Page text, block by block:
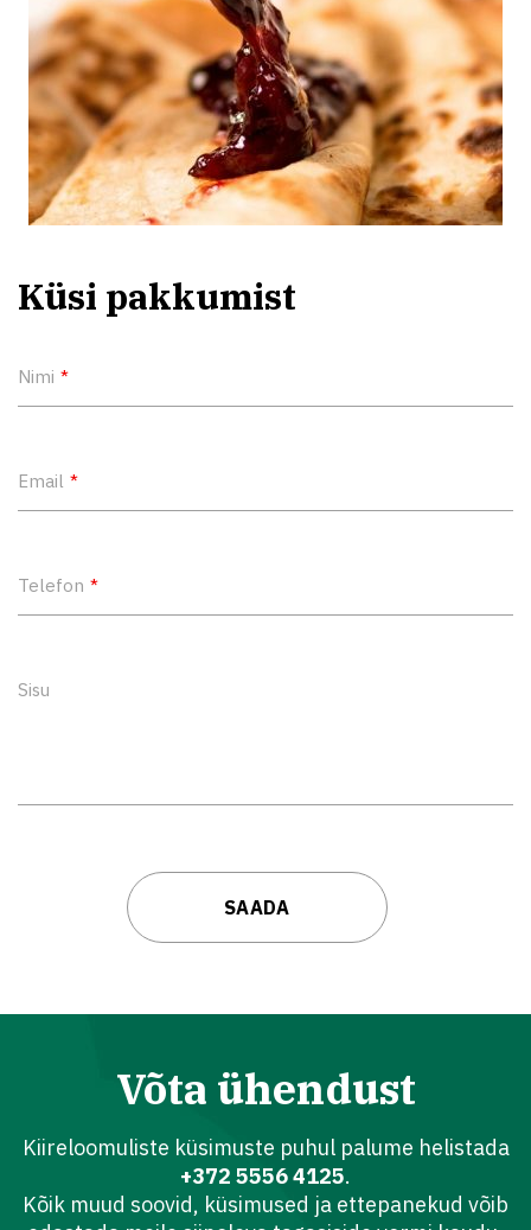
Küsi pakkumist
Nimi
Email
Telefon
Sisu
Võta ühendust
Kiireloomuliste küsimuste puhul palume helistada
+372 5556 4125.
Kõik muud soovid, küsimused ja ettepanekud võib